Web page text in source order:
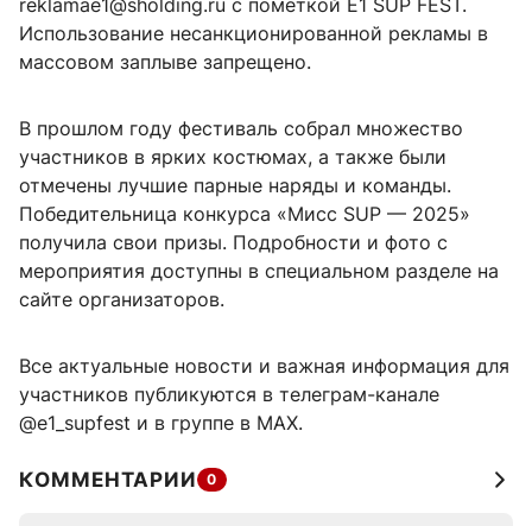
reklamae1@sholding.ru с пометкой E1 SUP FEST.
Использование несанкционированной рекламы в
массовом заплыве запрещено.
В прошлом году фестиваль собрал множество
участников в ярких костюмах, а также были
отмечены лучшие парные наряды и команды.
Победительница конкурса «Мисс SUP — 2025»
получила свои призы. Подробности и фото с
мероприятия доступны в специальном разделе на
сайте организаторов.
Все актуальные новости и важная информация для
участников публикуются в телеграм-канале
@e1_supfest и в группе в МАХ.
КОММЕНТАРИИ 0